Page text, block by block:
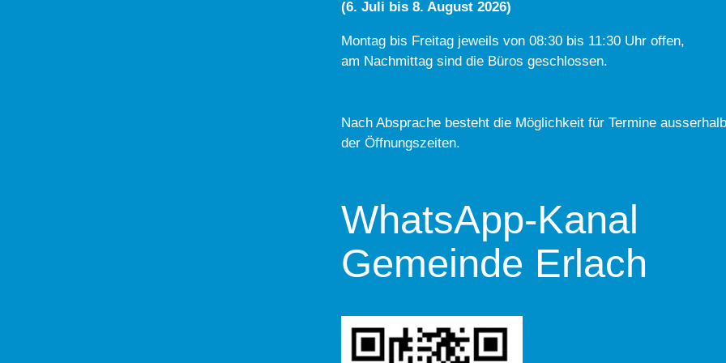
(6. Juli bis 8. August 2026)
Montag bis Freitag jeweils von 08:30 bis 11:30 Uhr offen,
am Nachmittag sind die Büros geschlossen.
Nach Absprache besteht die Möglichkeit für Termine
der Öffnungszeiten.
WhatsApp-Kanal
Gemeinde Erlach